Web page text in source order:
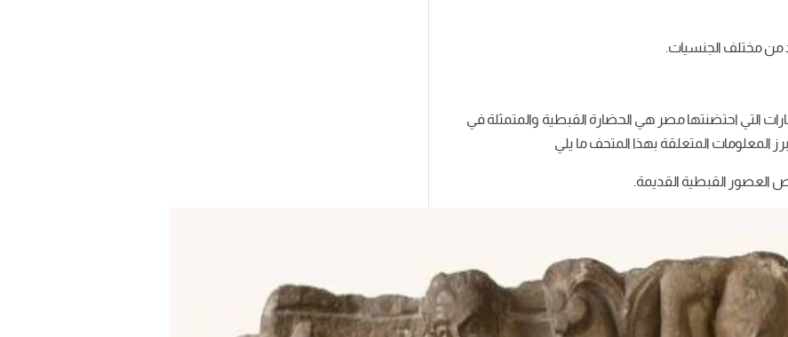
التي احتضنتها مصر هي الحضارة القبطية والمتمثلة في
المعلومات المتعلقة بهذا المتحف ما يلي